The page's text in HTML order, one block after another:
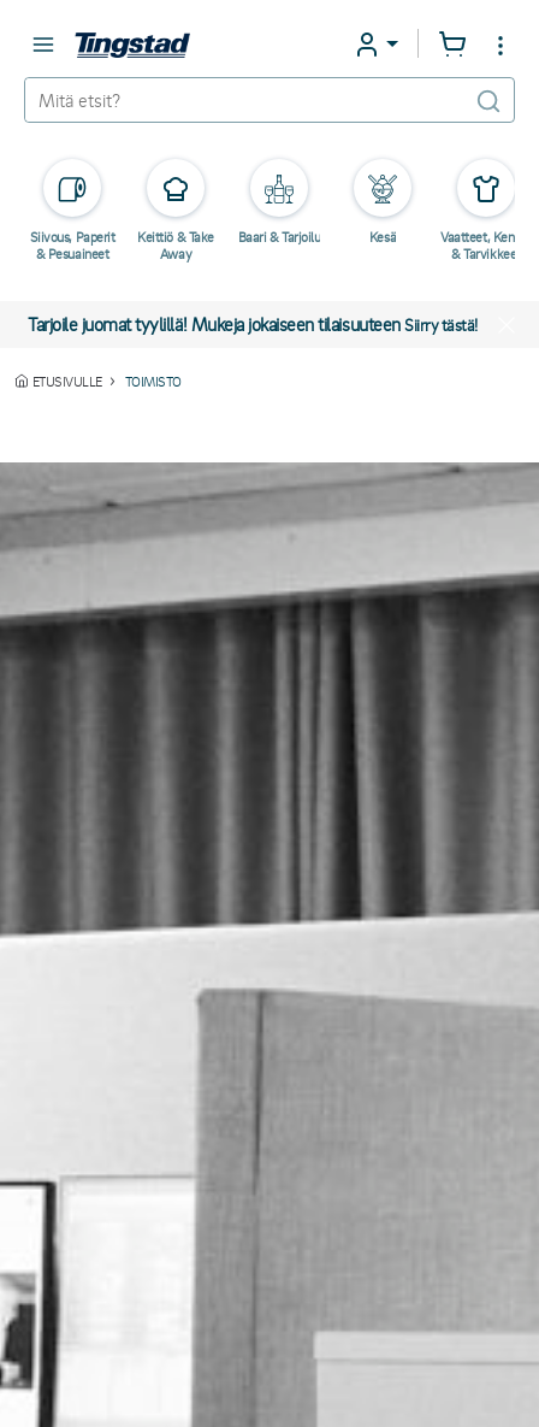
Siivous, Paperit
& Pesuaineet
Keittiö & Take
Away
Baari & Tarjoilu Kesä
Vaatteet, Kengät
& Tarvikkeet
Tarjoile juomat tyylillä! Mukeja jokaiseen tilaisuuteenSiirry tästä!
ETUSIVULLE TOIMISTO